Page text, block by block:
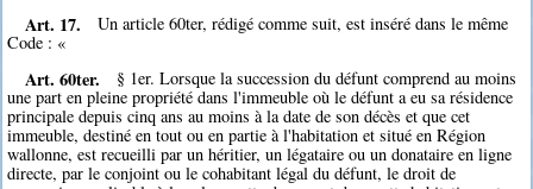
Art. 17.
Un article 60ter, rédigé comme suit, est inséré dans le même
Code : «
Art. 60ter.
§ 1er. Lorsque la succession du défunt comprend au moins
une part en pleine propriété dans l'immeuble où le défunt a eu sa résidence
principale depuis cinq ans au moins à la date de son décès et que cet
immeuble, destiné en tout ou en partie à l'habitation et situé en Région
wallonne, est recueilli par un héritier, un légataire ou un donataire en ligne
directe, par le conjoint ou le cohabitant légal du défunt, le droit de